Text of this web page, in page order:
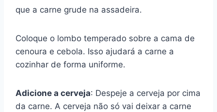
que a carne grude na assadeira.
Coloque o lombo temperado sobre a cama de
cenoura e cebola. Isso ajudará a carne a
cozinhar de forma uniforme.
Adicione a cerveja: Despeje a cerveja por cima
da carne. A cerveja não só vai deixar a carne